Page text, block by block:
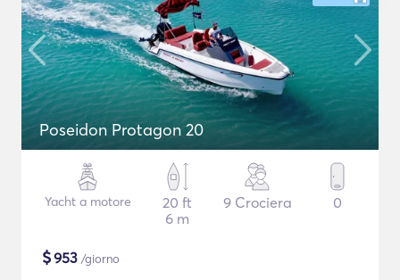
Poseidon Protagon 20
Yacht a motore
20 ft
6 m
9 Crociera 0
$953 /giorno